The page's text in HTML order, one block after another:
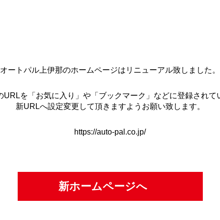
オートパル上伊那のホームページはリニューアル致しました。
URLを「お気に入り」や「ブックマーク」などに登録されて
新URLへ設定変更して頂きますようお願い致します。
https://auto-pal.co.jp/
新ホームページへ